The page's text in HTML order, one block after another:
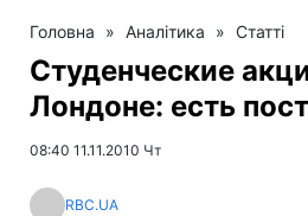
Головна » Аналітика » Статті
Студенческие
Лондоне: есть
08:40 11.11.2010 Чт
RBC.UA